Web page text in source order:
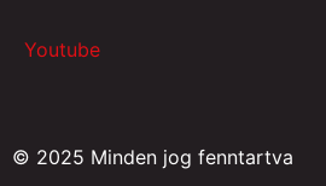
Youtube
© 2025 Minden jog fenntartva